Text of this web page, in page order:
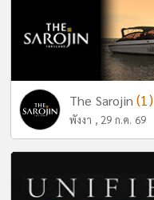
The Sarojin(1)
พังงา , 29 ก.ค. 69